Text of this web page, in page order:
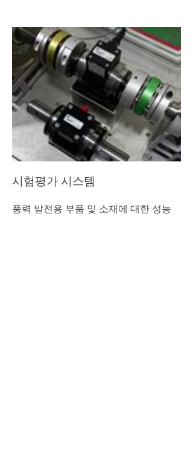
시험평가 시스템
풍력 발전용 부품 및 소재에 대한 성능